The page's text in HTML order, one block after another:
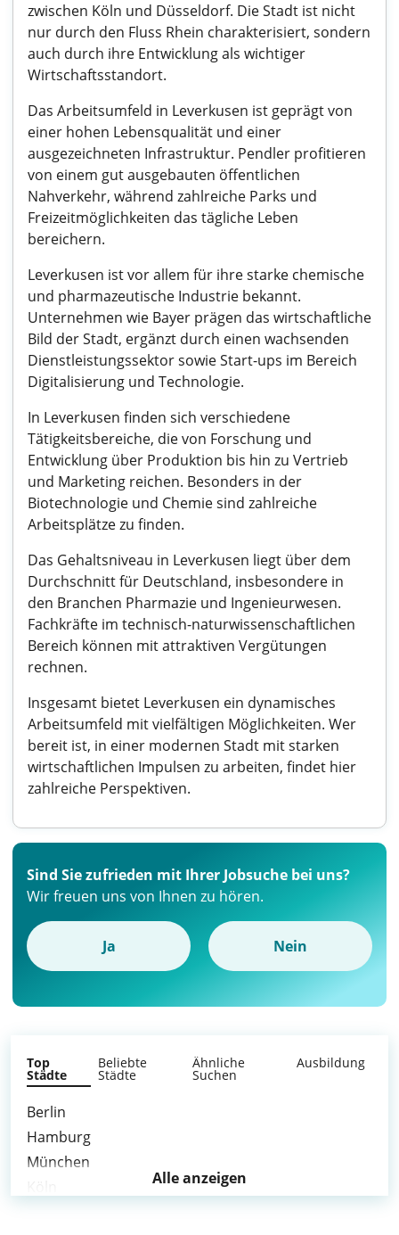
zwischen Köln und Düsseldorf. Die Stadt ist nicht
nur durch den Fluss Rhein charakterisiert, sondern
auch durch ihre Entwicklung als wichtiger
Wirtschaftsstandort.
Das Arbeitsumfeld in Leverkusen ist geprägt von
einer hohen Lebensqualität und einer
ausgezeichneten Infrastruktur. Pendler profitieren
von einem gut ausgebauten öffentlichen
Nahverkehr, während zahlreiche Parks und
Freizeitmöglichkeiten das tägliche Leben
bereichern.
Leverkusen ist vor allem für ihre starke chemische
und pharmazeutische Industrie bekannt.
Unternehmen wie Bayer prägen das wirtschaftliche
Bild der Stadt, ergänzt durch einen wachsenden
Dienstleistungssektor sowie Start-ups im Bereich
Digitalisierung und Technologie.
In Leverkusen finden sich verschiedene
Tätigkeitsbereiche, die von Forschung und
Entwicklung über Produktion bis hin zu Vertrieb
und Marketing reichen. Besonders in der
Biotechnologie und Chemie sind zahlreiche
Arbeitsplätze zu finden.
Das Gehaltsniveau in Leverkusen liegt über dem
Durchschnitt für Deutschland, insbesondere in
den Branchen Pharmazie und Ingenieurwesen.
Fachkräfte im technisch-naturwissenschaftlichen
Bereich können mit attraktiven Vergütungen
rechnen.
Insgesamt bietet Leverkusen ein dynamisches
Arbeitsumfeld mit vielfältigen Möglichkeiten. Wer
bereit ist, in einer modernen Stadt mit starken
wirtschaftlichen Impulsen zu arbeiten, findet hier
zahlreiche Perspektiven.
Sind Sie zufrieden mit Ihrer Jobsuche bei uns?
Wir freuen uns von Ihnen zu hören.
Ja Nein
Top
Städte
Beliebte
Städte
Ähnliche
Suchen
Ausbildung
Berlin
Hamburg
München
Alle anzeigen